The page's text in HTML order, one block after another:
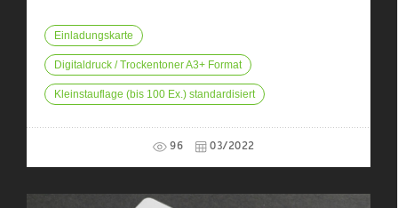
Einladungskarte
Digitaldruck / Trockentoner A3+ Format
Kleinstauflage (bis 100 Ex.) standardisiert
96 03/2022